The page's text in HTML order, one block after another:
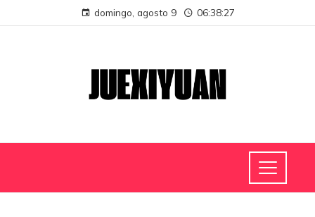
domingo, agosto 9 06:38:28